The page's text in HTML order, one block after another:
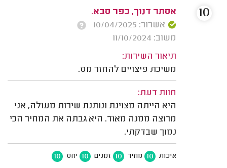
אסתר דנוך, כפר סבא.
אשרור: 10/04/2025
משוב: 11/10/2024
תיאור השירות:
משיכת פיצויים להחזר מס.
חוות דעת:
היא הייתה מצוינת ונותנת שירות מעולה, אני
מרוצה ממנה מאוד. היא גבתה את המחיר הכי
נמוך שבדקתי.
איכות 10 מחיר 10 זמנים 10 יחס 10
10